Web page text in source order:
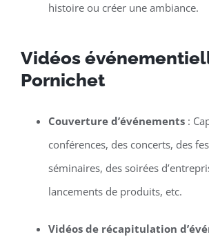
histoire ou créer une ambiance.
Vidéos
Pornichet
Couverture d’événements:
conférences, des concerts, des
séminaires, des soirées
lancements de produits, etc.
Vidéos de récapitulation